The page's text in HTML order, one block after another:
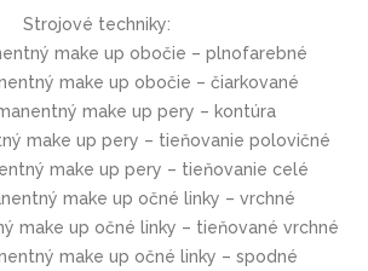
Strojové techniky:
make up obočie – plnofarebné
make up obočie – čiarkované
make up pery – kontúra
make up pery – tieňovanie polovičné
make up pery – tieňovanie celé
make up očné linky – vrchné
make up očné linky – tieňované vrchné
make up očné linky – spodné